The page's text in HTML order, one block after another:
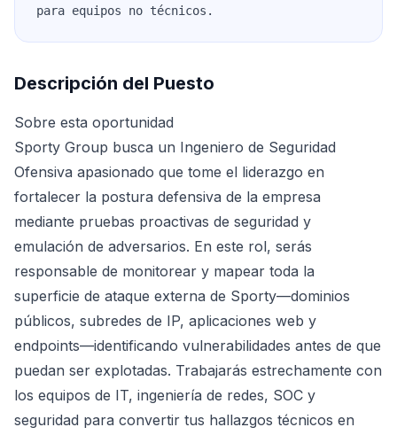
para equipos no técnicos.
Descripción del Puesto
Sobre esta oportunidad
Sporty Group busca un Ingeniero de Seguridad
Ofensiva apasionado que tome el liderazgo en
fortalecer la postura defensiva de la empresa
mediante pruebas proactivas de seguridad y
emulación de adversarios. En este rol, serás
responsable de monitorear y mapear toda la
superficie de ataque externa de Sporty—dominios
públicos, subredes de IP, aplicaciones web y
endpoints—identificando vulnerabilidades antes de que
puedan ser explotadas. Trabajarás estrechamente con
los equipos de IT, ingeniería de redes, SOC y
seguridad para convertir tus hallazgos técnicos en